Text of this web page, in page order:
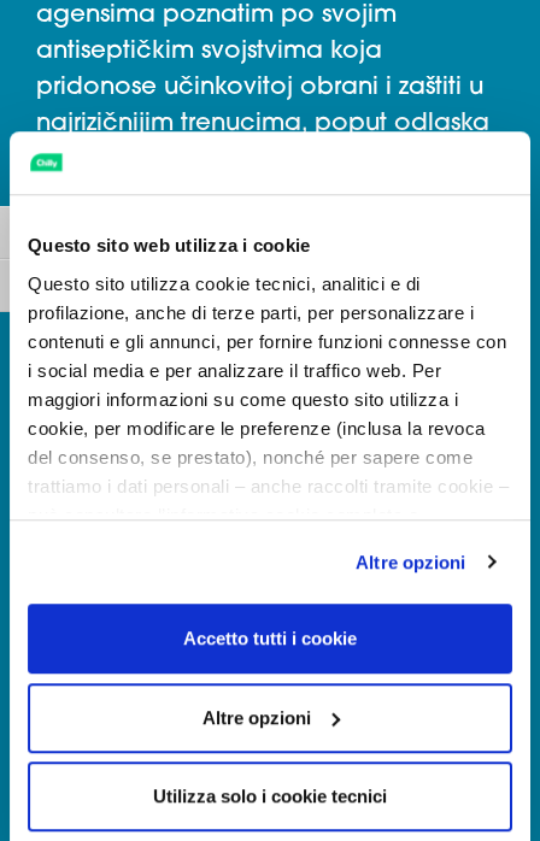
Questo sito web utilizza i cookie
Questo sito utilizza cookie tecnici, analitici e di
profilazione, anche di terze parti, per personalizzare i
contenuti e gli annunci, per fornire funzioni connesse con
i social media e per analizzare il traffico web. Per
maggiori informazioni su come questo sito utilizza i
cookie, per modificare le preferenze (inclusa la revoca
del consenso, se prestato), nonché per sapere come
trattiamo i dati personali – anche raccolti tramite cookie –
può consultare l’informativa cookie completa e
qualora clicchi su “Utilizza solo i cookie necessari”, non
sarà installato alcun cookie o altro strumento di
tracciamento diverso da quelli tecnici. Cliccando su
all’installazione di tutti i cookie utilizzati dal sito.
Cliccando su "Altre opzioni", potrà scegliere, in modo più
granulare, quali cookie autorizzare.
Altre opzioni
Accetto tutti i cookie
Altre opzioni
Utilizza solo i cookie tecnici
Uključi / isključi visoki kontrast
Uključi / isključi veličinu fonta
agensima poznatim po svojim
antiseptičkim svojstvima koja
pridonose učinkovitoj obrani i zaštiti u
najrizičnijim trenucima, poput odlaska
na bazen ili u teretanu.
ANTIODOR
Obogaćen anti-odor molekulama koje
neutraliziraju stvaranje neugodnih
mirisa i smanjuju njihovo stvaranje
zahvaljujući antibakterijskom
djelovanju.
Maramice s pH5, poštuju normalnu
fiziologiju sluznice vanjskih genitalija i
okolnih područja kože
UPOTREBA